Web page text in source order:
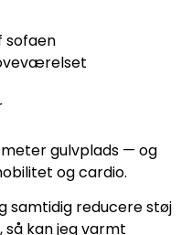
sofaen
gulvplads — og
og cardio.
samtidig reducere støj
så kan jeg varmt